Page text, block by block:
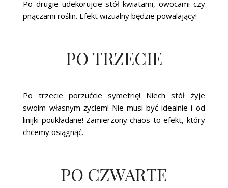
Po drugie udekorujcie stół kwiatami, owocami czy
pnączami roślin. Efekt wizualny będzie powalający!
PO TRZECIE
Po trzecie porzućcie symetrię! Niech stół żyje
swoim własnym życiem! Nie musi być idealnie i od
linijki poukładane! Zamierzony chaos to efekt, który
chcemy osiągnąć.
PO CZWARTE